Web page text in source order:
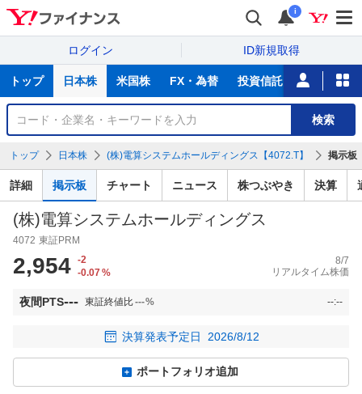
i
ログイン ID新規取得
サ
トップ 日本株 米国株 FX・為替 投資信託 ニュース
銘
検
索
検索
トップ 日本株 (株)電算システムホールディングス【4072.T】 掲示板
詳細 掲示板 チャート ニュース 株つぶやき 決算
(株)電算システムホールディングス
4072 東証PRM
2,954 -2
-0.07%
8/7
リアルタイム株価
夜間PTS--- 東証終値比---% --:--
決算発表予定日 2026/8/12
ポートフォリオ追加